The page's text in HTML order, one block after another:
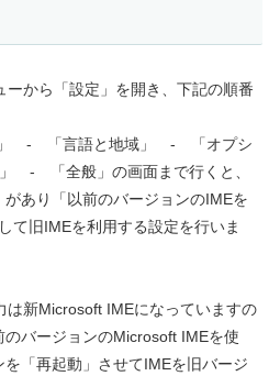
から「設定」を開き、下記の順番
」 - 「言語と地域」 - 「オプシ
- 「全般」の画面まで行くと、
あり「以前のバージョンのIMEを
て旧IMEを利用する設定を行いま
は新Microsoft IMEになっていますの
バージョンのMicrosoft IMEを使
「再起動」させてIMEを旧バージ